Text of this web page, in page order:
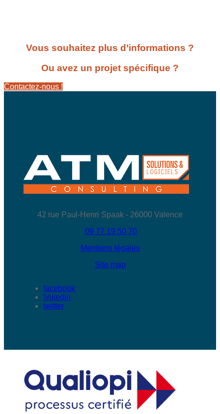
Vous souhaitez plus d’informations ?
Ou avez un projet spécifique ?
Contactez-nous !
42 rue Paul-Henri Spaak - 26000 Valence
09 77 19 50 70
Mentions légales
Site map
facebook
linkedin
twitter